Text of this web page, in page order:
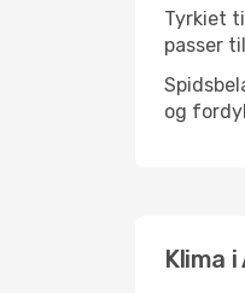
Tyrkiet
passer
og
Klima